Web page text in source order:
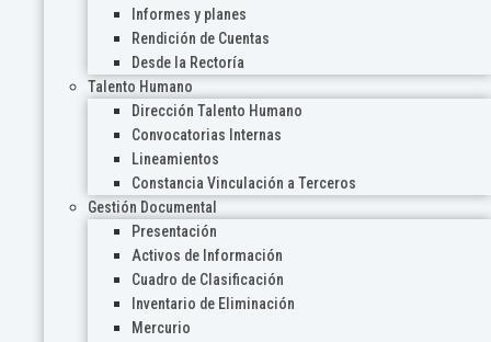
Informes y planes
Rendición de Cuentas
Desde la Rectoría
Talento Humano
Dirección Talento Humano
Convocatorias Internas
Lineamientos
Constancia Vinculación a Terceros
Gestión Documental
Presentación
Activos de Información
Cuadro de Clasificación
Inventario de Eliminación
Mercurio